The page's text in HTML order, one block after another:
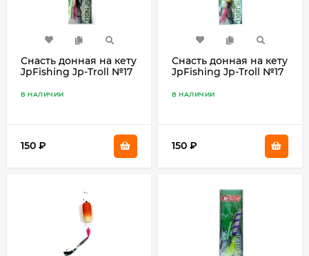
Снасть донная на кету
JpFishing Jp-Troll №17
color 009)
В НАЛИЧИИ
150 ₽
Снасть донная на кету
JpFishing Jp-Troll №17
color 007)
В НАЛИЧИИ
150 ₽